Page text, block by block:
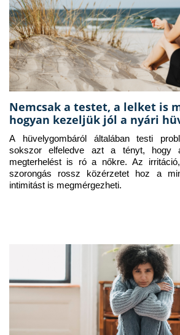
Nemcsak a testet, a lelket is
hogyan kezeljük jól a nyári
A hüvelygombáról általában testi
sokszor elfeledve azt a tényt, hogy
megterhelést is ró a nőkre. Az
szorongás rossz közérzetet hoz a
intimitást is megmérgezheti.